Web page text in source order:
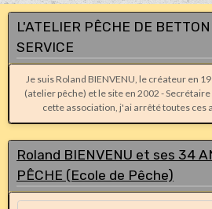
L'ATELIER PÊCHE DE
SERVICE
Je suis Roland BIENVENU, le créateur en
(atelier pêche) et le site en 2002 -
cette association, j'ai arrêté toutes ces
Roland BIENVENU et ses 34
PÊCHE (Ecole de Pêche)